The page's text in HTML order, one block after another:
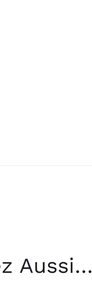
Aussi…